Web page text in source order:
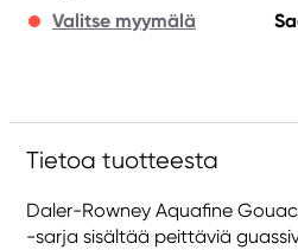
Valitse myymälä
Tietoa tuotteesta
Daler-Rowney Aquafine
-sarja sisältää peittäviä